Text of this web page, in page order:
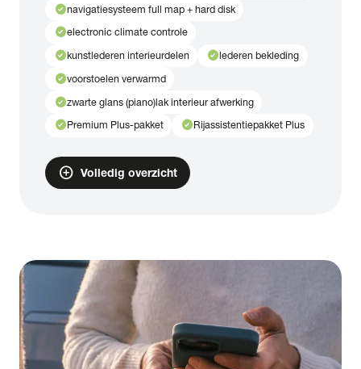
check_circlenavigatiesysteem full map + hard disk
check_circleelectronic climate controle
check_circlekunstlederen interieurdelen check_circlelederen bekleding
check_circlevoorstoelen verwarmd
check_circlezwarte glans (piano)lak interieur afwerking
check_circlePremium Plus-pakket check_circleRijassistentiepakket Plus
add_circle Volledig overzicht